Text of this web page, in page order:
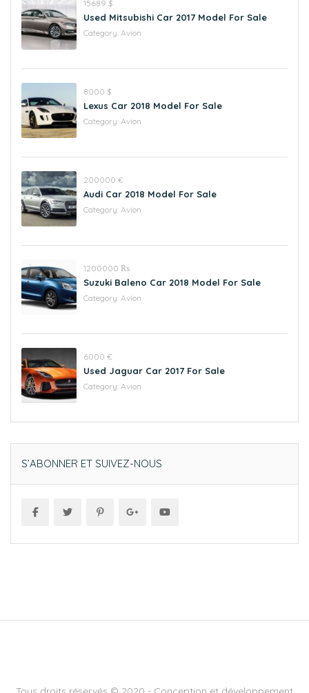
15689 $
Used Mitsubishi Car 2017 Model For Sale
Category: Avion
8000 $
Lexus Car 2018 Model For Sale
Category: Avion
200000 €
Audi Car 2018 Model For Sale
Category: Avion
1200000 ₨
Suzuki Baleno Car 2018 Model For Sale
Category: Avion
6000 €
Used Jaguar Car 2017 For Sale
Category: Avion
S’ABONNER ET SUIVEZ-NOUS